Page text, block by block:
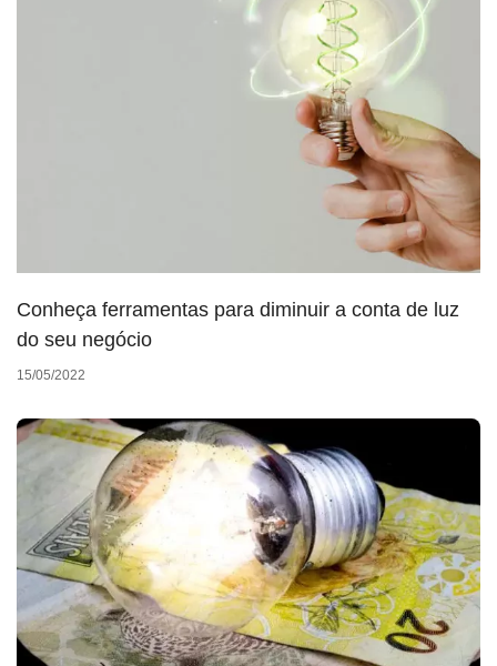
Conheça ferramentas para diminuir a conta de luz
do seu negócio
15/05/2022